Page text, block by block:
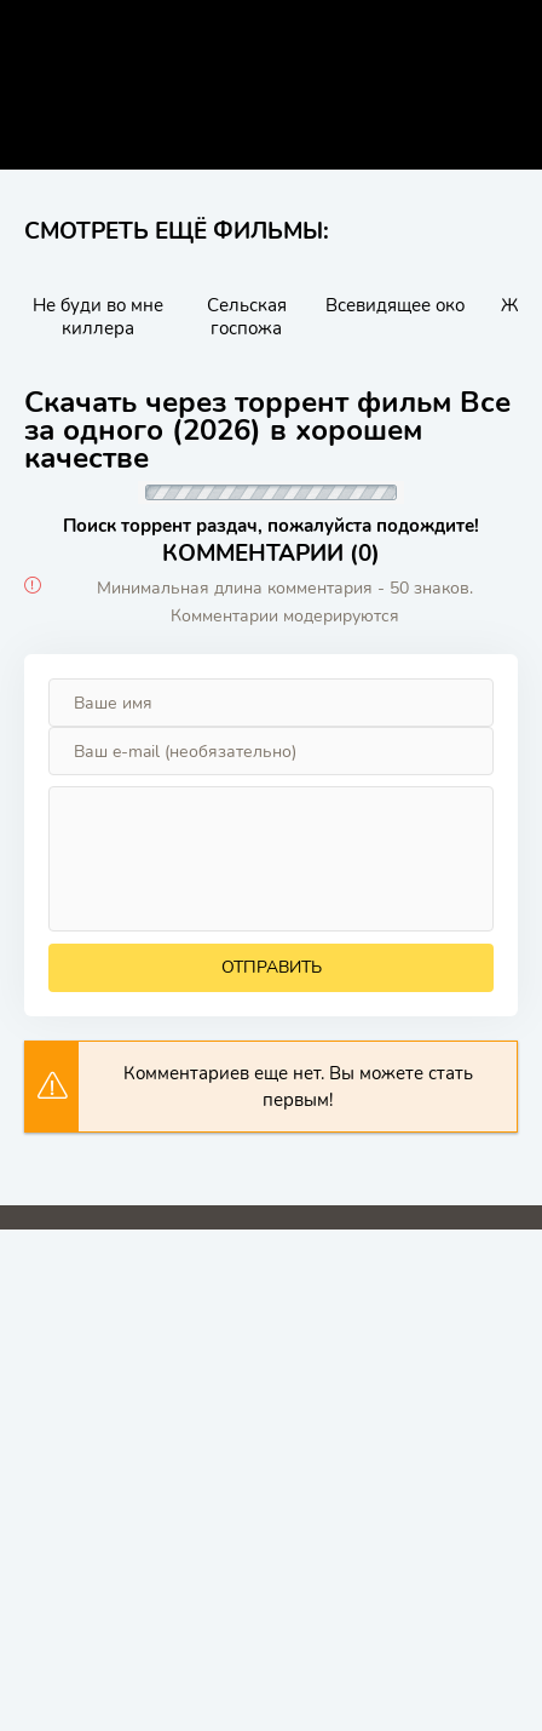
СМОТРЕТЬ ЕЩЁ ФИЛЬМЫ:
Не буди во мне
киллера
Сельская
госпожа
Всевидящее око
Скачать через торрент фильм Все
за одного (2026) в хорошем
качестве
Поиск торрент раздач, пожалуйста подождите!
КОММЕНТАРИИ (0)
Минимальная длина комментария - 50 знаков.
Комментарии модерируются
ОТПРАВИТЬ
Комментариев еще нет. Вы можете стать
первым!